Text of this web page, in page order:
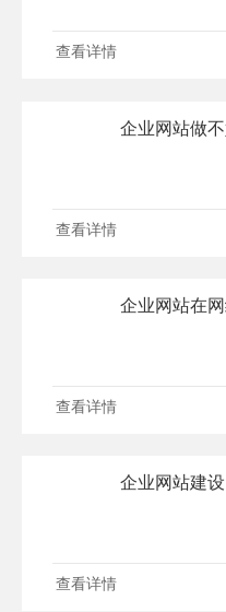
查看详情
企业网站做
查看详情
企业网站在
查看详情
查看详情